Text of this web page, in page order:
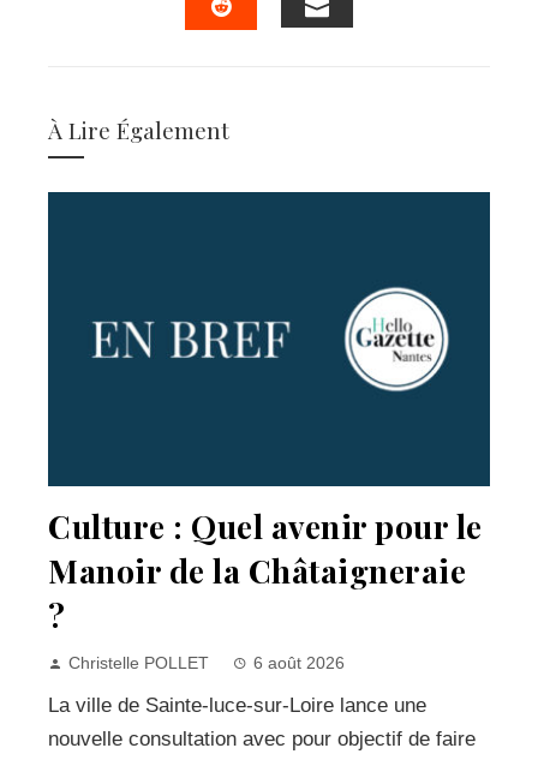
À Lire Également
Culture : Quel avenir pour le
Manoir de la Châtaigneraie
?
Christelle POLLET 6 août 2026
La ville de Sainte-luce-sur-Loire lance une
nouvelle consultation avec pour objectif de faire